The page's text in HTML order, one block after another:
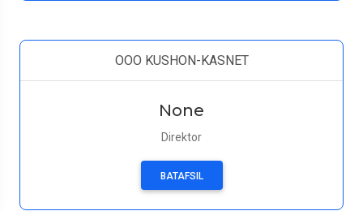
OOO KUSHON-KASNET
None
Direktor
BATAFSIL